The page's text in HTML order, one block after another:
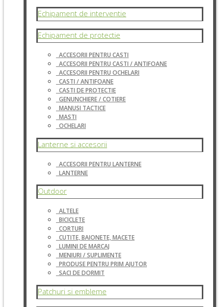
Echipament de interventie
Echipament de protectie
ACCESORII PENTRU CASTI
ACCESORII PENTRU CASTI / ANTIFOANE
ACCESORII PENTRU OCHELARI
CASTI / ANTIFOANE
CASTI DE PROTECTIE
GENUNCHIERE / COTIERE
MANUSI TACTICE
MASTI
OCHELARI
Lanterne si accesorii
ACCESORII PENTRU LANTERNE
LANTERNE
Outdoor
ALTELE
BICICLETE
CORTURI
CUTITE, BAIONETE, MACETE
LUMINI DE MARCAJ
MENIURI / SUPLIMENTE
PRODUSE PENTRU PRIM AJUTOR
SACI DE DORMIT
Patchuri si embleme